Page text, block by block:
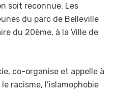
soit reconnue. Les
du parc de Belleville
du 20ème, à la Ville de
co-organise et appelle à
racisme, l’islamophobie